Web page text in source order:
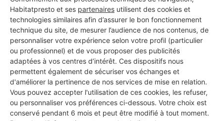
Habitatpresto et ses partenaires utilisent des cookies et
technologies similaires afin d’assurer le bon fonctionnement
technique du site, de mesurer l’audience de nos contenus, de
personnaliser votre expérience selon votre profil (particulier
ou professionnel) et de vous proposer des publicités
adaptées à vos centres d’intérêt. Ces dispositifs nous
permettent également de sécuriser vos échanges et
d'améliorer la pertinence de nos services de mise en relation.
Vous pouvez accepter l'utilisation de ces cookies, les refuser,
ou personnaliser vos préférences ci-dessous. Votre choix est
conservé pendant 6 mois et peut être modifié à tout moment.